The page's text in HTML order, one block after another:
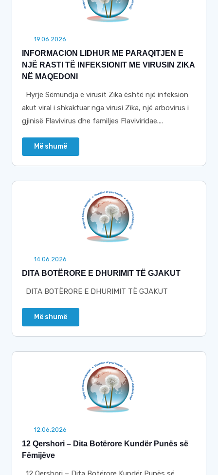
19.06.2026
INFORMACION LIDHUR ME PARAQITJEN E
NJË RASTI TË INFEKSIONIT ME VIRUSIN ZIKA
NË MAQEDONI
Hyrje Sëmundja e virusit Zika është një infeksion
akut viral i shkaktuar nga virusi Zika, një arbovirus i
gjinisë Flavivirus dhe familjes Flaviviridae....
Më shumë
14.06.2026
DITA BOTËRORE E DHURIMIT TË GJAKUT
DITA BOTËRORE E DHURIMIT TË GJAKUT
Më shumë
12.06.2026
12 Qershori – Dita Botërore Kundër Punës së
Fëmijëve